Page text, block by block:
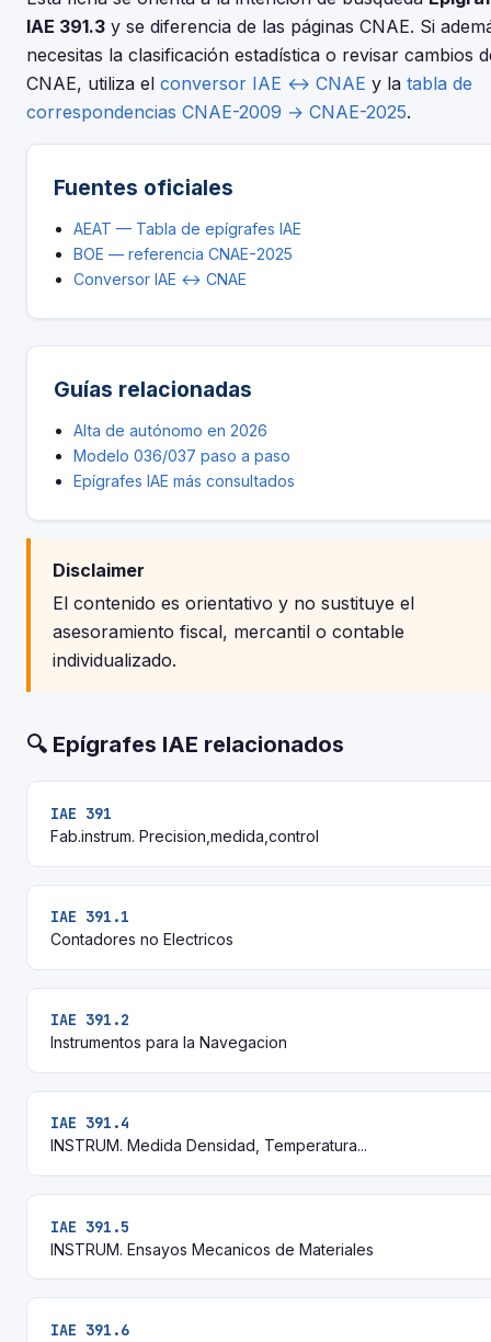
IAE 391.3 y se diferencia de las páginas CNAE. Si
necesitas la clasificación estadística o revisar cambios
CNAE, utiliza el conversor IAE ↔ CNAE y la tabla de
correspondencias CNAE-2009 → CNAE-2025.
Fuentes oficiales
AEAT — Tabla de epígrafes IAE
BOE — referencia CNAE-2025
Conversor IAE ↔ CNAE
Guías relacionadas
Alta de autónomo en 2026
Modelo 036/037 paso a paso
Epígrafes IAE más consultados
Disclaimer
El contenido es orientativo y no sustituye el
asesoramiento fiscal, mercantil o contable
individualizado.
🔍 Epígrafes IAE relacionados
IAE 391
Fab.instrum. Precision,medida,control
IAE 391.1
Contadores no Electricos
IAE 391.2
Instrumentos para la Navegacion
IAE 391.4
INSTRUM. Medida Densidad, Temperatura...
IAE 391.5
INSTRUM. Ensayos Mecanicos de Materiales
IAE 391.6